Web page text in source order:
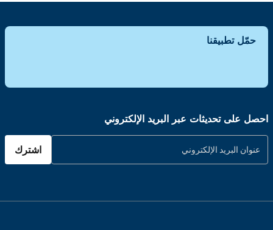
حمّل تطبيقنا
احصل على تحديثات عبر البريد الإلكتروني
اشترك